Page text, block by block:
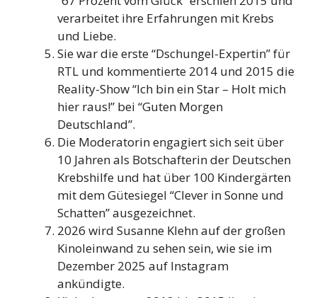
verarbeitet ihre Erfahrungen mit Krebs
und Liebe.
Sie war die erste “Dschungel-Expertin” für
RTL und kommentierte 2014 und 2015 die
Reality-Show “Ich bin ein Star – Holt mich
hier raus!” bei “Guten Morgen
Deutschland”.
Die Moderatorin engagiert sich seit über
10 Jahren als Botschafterin der Deutschen
Krebshilfe und hat über 100 Kindergärten
mit dem Gütesiegel “Clever in Sonne und
Schatten” ausgezeichnet.
2026 wird Susanne Klehn auf der großen
Kinoleinwand zu sehen sein, wie sie im
Dezember 2025 auf Instagram
ankündigte.